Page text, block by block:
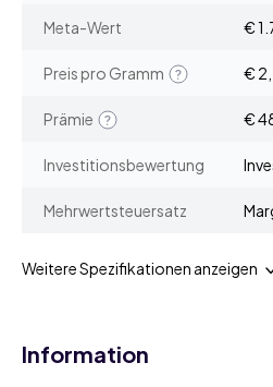
Meta-Wert €
Preis pro Gramm €
Prämie €
Investitionsbewertung
Mehrwertsteuersatz
Weitere Spezifikationen anzeigen
Information